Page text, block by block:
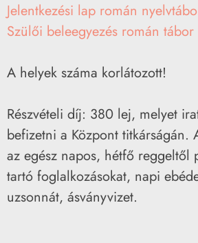
Jelentkezési lap román
Szülői beleegyezés román tábor
A helyek száma korlátozott!
Részvételi díj: 380 lej, melyet
befizetni a Központ titkárságán.
az egész napos, hétfő reggeltől
tartó foglalkozásokat, napi
uzsonnát, ásványvizet.